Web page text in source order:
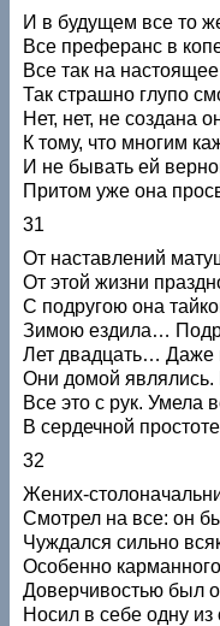
И в будущем все то
Все преферанс в
Все так на
Так страшно глупо
Нет, нет, не создана
К тому, что многим
И не бывать ей
Притом уже она
31
От наставлений
От этой жизни
С подругою она
Зимою ездила…
Лет двадцать… Даже
Они домой являлись.
Все это с рук. Умела
В сердечной
32
Жених-
Смотрел на все: он
Чуждался сильно
Особенно
Доверчивостью был
Носил в себе одну